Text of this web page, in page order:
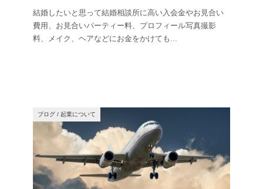
結婚したいと思って結婚相談所に高い入会金やお見合い
費用、お見合いパーティー料、プロフィール写真撮影
料、メイク、ヘアなどにお金をかけても ...
ブログ / 起業について